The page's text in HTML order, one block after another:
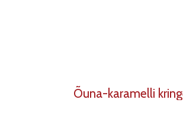
Õuna-karamelli